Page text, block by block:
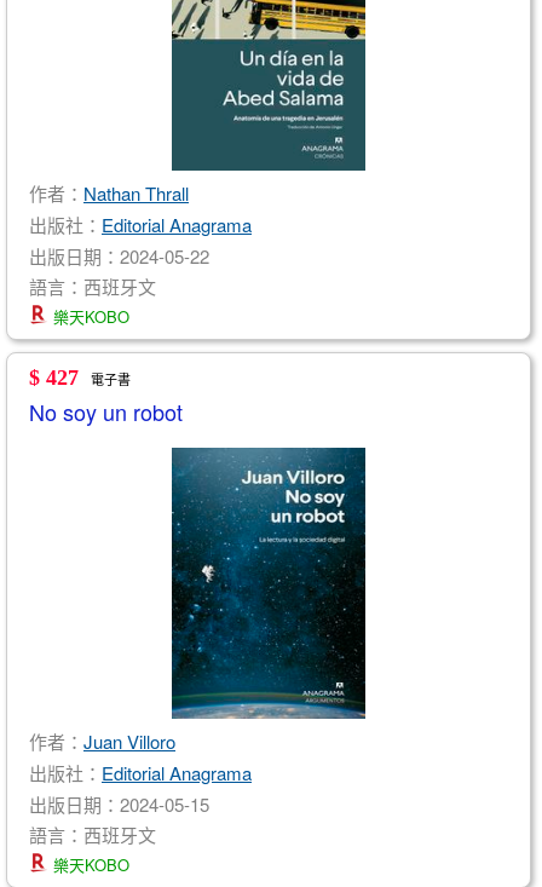
作者： Nathan Thrall
出版社： Editorial Anagrama
出版日期：2024-05-22
語言：西班牙文
樂天KOBO
$ 427 電子書
No soy un robot
作者： Juan Villoro
出版社： Editorial Anagrama
出版日期：2024-05-15
語言：西班牙文
樂天KOBO